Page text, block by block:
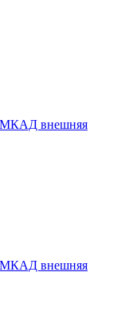
МКАД внешняя
МКАД внешняя